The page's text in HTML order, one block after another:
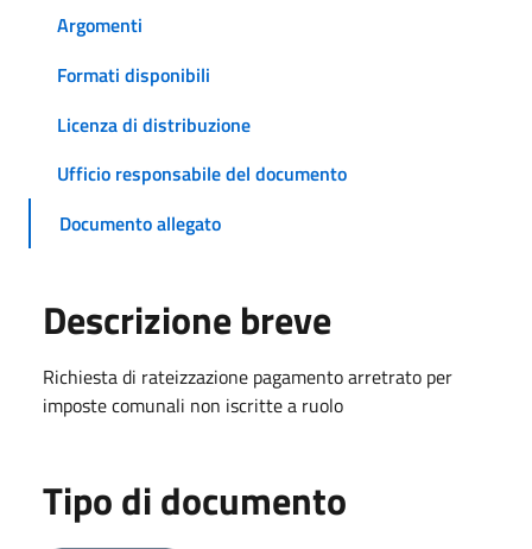
Argomenti
Formati disponibili
Licenza di distribuzione
Ufficio responsabile del documento
Documento allegato
Descrizione breve
Richiesta di rateizzazione pagamento arretrato per
imposte comunali non iscritte a ruolo
Tipo di documento